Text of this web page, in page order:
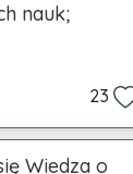
nauk;
23
Wiedza o